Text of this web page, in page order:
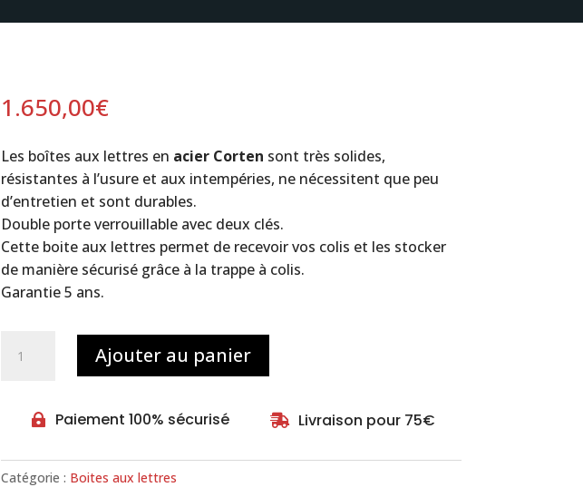
1.650,00€
Les boîtes aux lettres en acier Corten sont très solides,
résistantes à l’usure et aux intempéries, ne nécessitent que peu
d’entretien et sont durables.
Double porte verrouillable avec deux clés.
Cette boite aux lettres permet de recevoir vos colis et les stocker
de manière sécurisé grâce à la trappe à colis.
Garantie 5 ans.
lettres
colis
Ajouter au panier
 Paiement 100% sécurisé  Livraison pour 75€
Catégorie : Boites aux lettres